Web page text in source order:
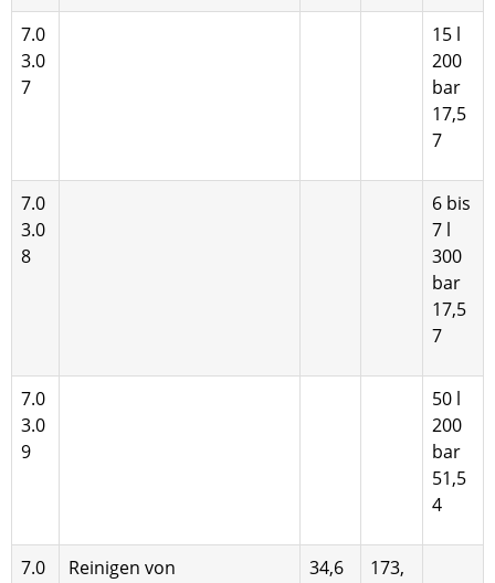
7.0
3.0
7
15 l
200
bar
17,5
7
7.0
3.0
8
6 bis
7 l
300
bar
17,5
7
7.0
3.0
9
50 l
200
bar
51,5
4
7.0
Reinigen von
34,6
173,